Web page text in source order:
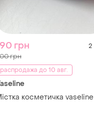
грн 2
грн
распродажа до 10 авг.
косметичка vaseline